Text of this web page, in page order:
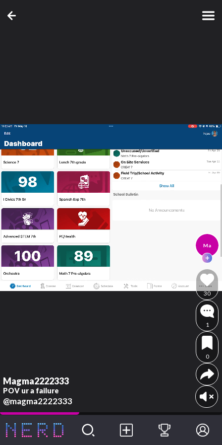
Magma2222333
POV ur a failure
@magma2222333
Ma
30
1
0